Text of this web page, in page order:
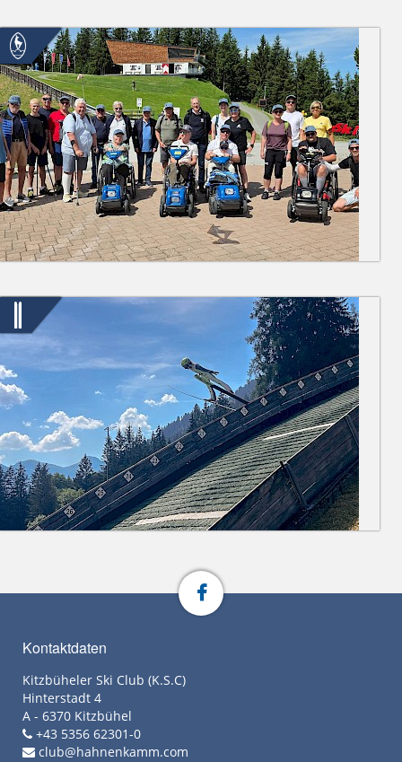
Kontaktdaten
Kitzbüheler Ski Club (K.S.C)
Hinterstadt 4
A - 6370 Kitzbühel
+43 5356 62301-0
club@hahnenkamm.com